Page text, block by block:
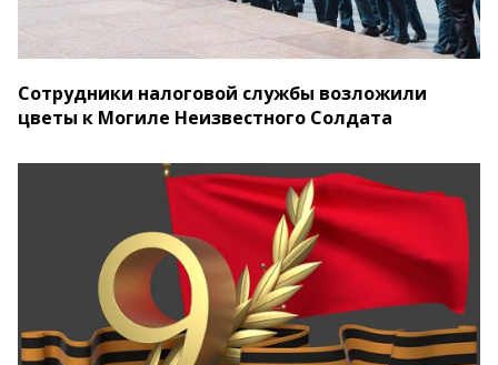
Сотрудники налоговой службы возложили
цветы к Могиле Неизвестного Солдата